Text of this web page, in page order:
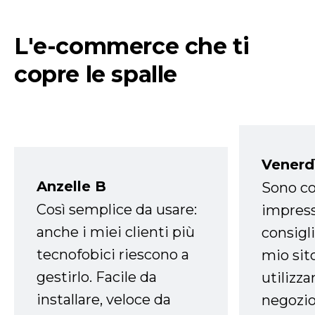
L'e-commerce che ti
copre le spalle
Anzelle B
Così semplice da usare:
anche i miei clienti più
tecnofobici riescono a
gestirlo. Facile da
installare, veloce da
Sono
mio